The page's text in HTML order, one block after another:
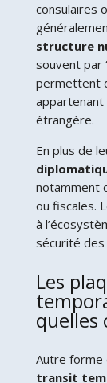
consulaires
structure
souvent par
permettent
appartenant
étrangère.
En plus de
notamment
ou fiscales.
à
sécurité
Les
quelles
Autre forme
transit